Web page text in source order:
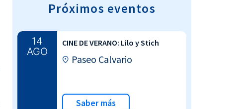
Próximos eventos
14
AGO
CINE DE VERANO: Lilo y Stich
Paseo Calvario
Saber más